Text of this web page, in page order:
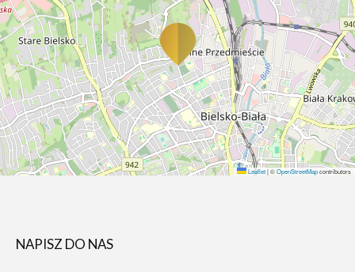
Leaflet|©OpenStreetMapcontributors
NAPISZ DO NAS